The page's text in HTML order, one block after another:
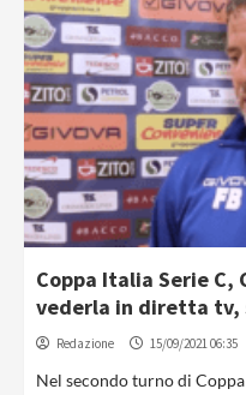
Coppa Italia Serie C,
vederla in diretta tv,
Redazione 15/09/2021 06:35
Nel secondo turno di